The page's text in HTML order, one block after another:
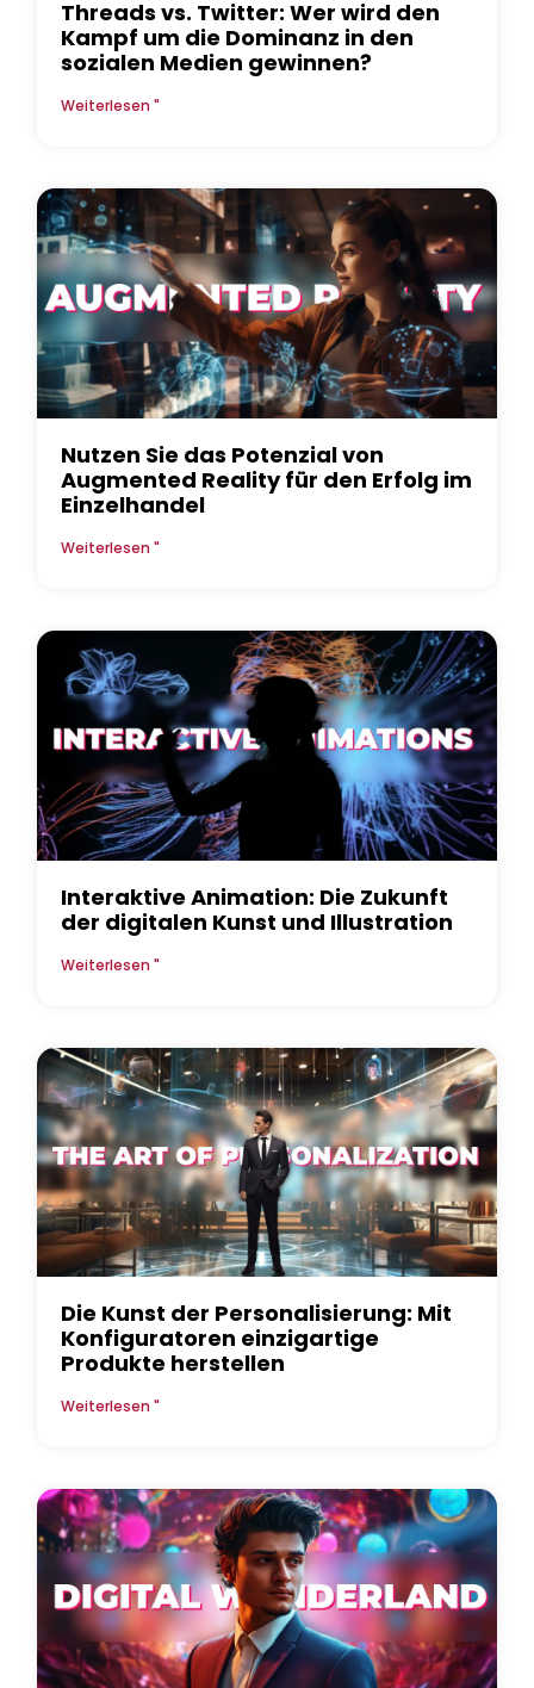
Threads vs. Twitter: Wer wird den
Kampf um die Dominanz in den
sozialen Medien gewinnen?
Weiterlesen "
Nutzen Sie das Potenzial von
Augmented Reality für den Erfolg im
Einzelhandel
Weiterlesen "
Interaktive Animation: Die Zukunft
der digitalen Kunst und Illustration
Weiterlesen "
Die Kunst der Personalisierung: Mit
Konfiguratoren einzigartige
Produkte herstellen
Weiterlesen "